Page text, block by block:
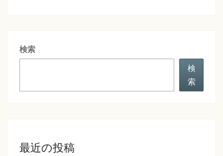
検索
検
索
最近の投稿